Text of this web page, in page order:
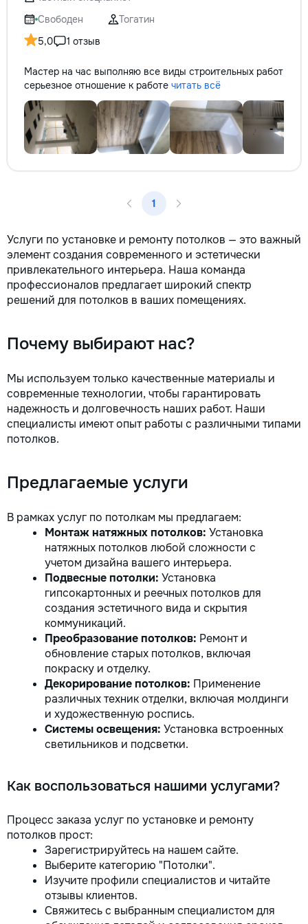
не включается? Не спешите
покупать новую! Спасем ваш
бюджет.
Свободен
Тогатин
5,0
1 отзыв
Мастер на час выполняю все виды строительных работ
серьезное отношение к работе читать всё
1
Услуги по установке и ремонту потолков — это важный
элемент создания современного и эстетически
привлекательного интерьера. Наша команда
профессионалов предлагает широкий спектр
решений для потолков в ваших помещениях.
Почему выбирают нас?
Мы используем только качественные материалы и
современные технологии, чтобы гарантировать
надежность и долговечность наших работ. Наши
специалисты имеют опыт работы с различными типами
потолков.
Предлагаемые услуги
В рамках услуг по потолкам мы предлагаем:
Монтаж натяжных потолков: Установка
натяжных потолков любой сложности с
учетом дизайна вашего интерьера.
Подвесные потолки: Установка
гипсокартонных и реечных потолков для
создания эстетичного вида и скрытия
коммуникаций.
Преобразование потолков: Ремонт и
обновление старых потолков, включая
покраску и отделку.
Декорирование потолков: Применение
различных техник отделки, включая молдинги
и художественную роспись.
Системы освещения: Установка встроенных
светильников и подсветки.
Как воспользоваться нашими услугами?
Процесс заказа услуг по установке и ремонту
потолков прост:
Зарегистрируйтесь на нашем сайте.
Выберите категорию "Потолки".
Изучите профили специалистов и читайте
отзывы клиентов.
Свяжитесь с выбранным специалистом для